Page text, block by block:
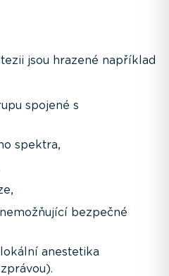
jsou hrazené například
spojené s
spektra,
bezpečné
anestetika